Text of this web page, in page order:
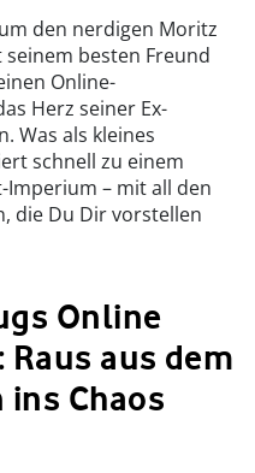
den nerdigen Moritz
besten Freund
Online-
Herz seiner Ex-
Was als kleines
schnell zu einem
– mit all den
die Du Dir vorstellen
Online
aus dem
Chaos